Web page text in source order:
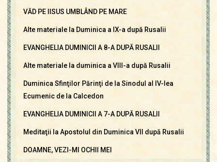
VĂD PE IISUS UMBLÂND PE MARE
Alte materiale la Duminica a IX-a după Rusalii
EVANGHELIA DUMINICII A 8-A DUPĂ RUSALII
Alte materiale la duminica a VIII-a după Rusalii
Duminica Sfinţilor Părinţi de la Sinodul al IV-lea
Ecumenic de la Calcedon
EVANGHELIA DUMINICII A 7-A DUPĂ RUSALII
Meditaţii la Apostolul din Duminica VII după Rusalii
DOAMNE, VEZI-MI OCHII MEI